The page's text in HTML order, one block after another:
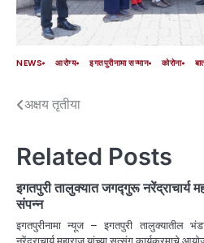
NEWS आरोग्य इगतपुरीनामा सन्मान कोरोना
अक्षय तृतीया
Related Posts
इगतपुरी तालुक्यात जगद्गुरू नरेंद्राचार्य
संपन्न
इगतपुरीनामा न्यूज – इगतपुरी तालुक्यातील